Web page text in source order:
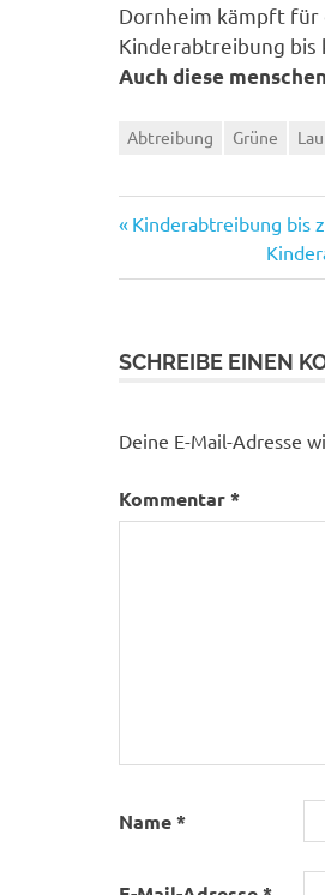
Dornheim kämpft für
Kinderabtreibung bis
Auch diese
Abtreibung Grüne
Vorheriger
Kinderabtreibung bis
SCHREIBE EINEN
Deine E-Mail-Adresse
Kommentar*
Name*